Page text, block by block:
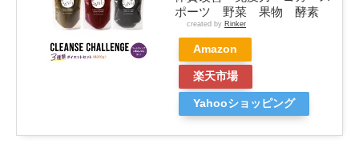
ポーツ 野菜 果物 酵素
created by Rinker
Amazon
楽天市場
Yahooショッピング